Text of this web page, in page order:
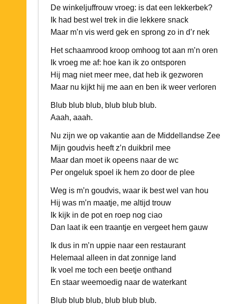
De winkeljuffrouw vroeg: is dat een lekkerbek?
Ik had best wel trek in die lekkere snack
Maar m’n vis werd gek en sprong zo in d’r nek
Het schaamrood kroop omhoog tot aan m’n oren
Ik vroeg me af: hoe kan ik zo ontsporen
Hij mag niet meer mee, dat heb ik gezworen
Maar nu kijkt hij me aan en ben ik weer verloren
Blub blub blub, blub blub blub.
Aaah, aaah.
Nu zijn we op vakantie aan de Middellandse Zee
Mijn goudvis heeft z’n duikbril mee
Maar dan moet ik opeens naar de wc
Per ongeluk spoel ik hem zo door de plee
Weg is m’n goudvis, waar ik best wel van hou
Hij was m’n maatje, me altijd trouw
Ik kijk in de pot en roep nog ciao
Dan laat ik een traantje en vergeet hem gauw
Ik dus in m’n uppie naar een restaurant
Helemaal alleen in dat zonnige land
Ik voel me toch een beetje onthand
En staar weemoedig naar de waterkant
Blub blub blub, blub blub blub.